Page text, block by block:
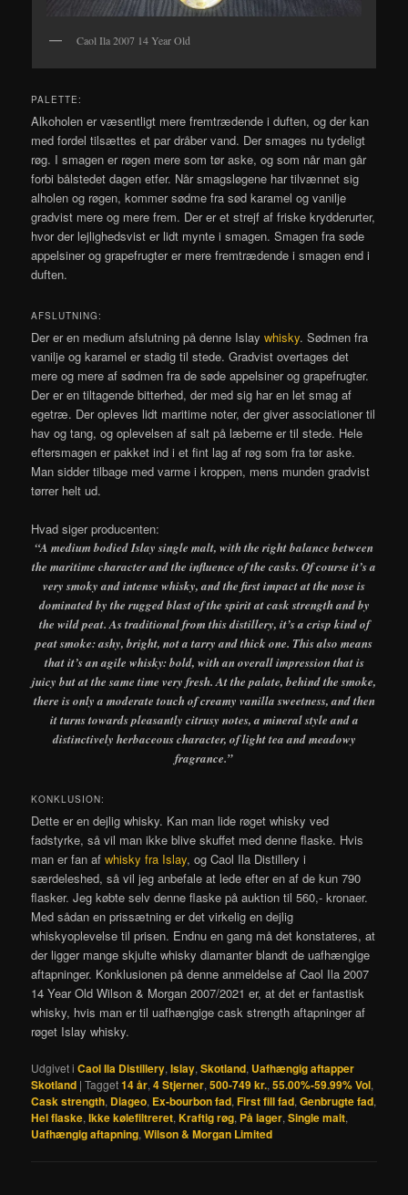
Caol Ila 2007 14 Year Old
PALETTE:
Alkoholen er væsentligt mere fremtrædende i duften, og der kan
med fordel tilsættes et par dråber vand. Der smages nu tydeligt
røg. I smagen er røgen mere som tør aske, og som når man går
forbi bålstedet dagen etfer. Når smagsløgene har tilvænnet sig
alholen og røgen, kommer sødme fra sød karamel og vanilje
gradvist mere og mere frem. Der er et strejf af friske krydderurter,
hvor der lejlighedsvist er lidt mynte i smagen. Smagen fra søde
appelsiner og grapefrugter er mere fremtrædende i smagen end i
duften.
AFSLUTNING:
Der er en medium afslutning på denne Islaywhisky. Sødmen fra
vanilje og karamel er stadig til stede. Gradvist overtages det
mere og mere af sødmen fra de søde appelsiner og grapefrugter.
Der er en tiltagende bitterhed, der med sig har en let smag af
egetræ. Der opleves lidt maritime noter, der giver associationer til
hav og tang, og oplevelsen af salt på læberne er til stede. Hele
eftersmagen er pakket ind i et fint lag af røg som fra tør aske.
Man sidder tilbage med varme i kroppen, mens munden gradvist
tørrer helt ud.
Hvad siger producenten:
“A medium bodied Islay single malt, with the right balance between
the maritime character and the influence of the casks. Of course it’s a
very smoky and intense whisky, and the first impact at the nose is
dominated by the rugged blast of the spirit at cask strength and by
the wild peat. As traditional from this distillery, it’s a crisp kind of
peat smoke: ashy, bright, not a tarry and thick one. This also means
that it’s an agile whisky: bold, with an overall impression that is
juicy but at the same time very fresh. At the palate, behind the smoke,
there is only a moderate touch of creamy vanilla sweetness, and then
it turns towards pleasantly citrusy notes, a mineral style and a
distinctively herbaceous character, of light tea and meadowy
fragrance.”
KONKLUSION:
Dette er en dejlig whisky. Kan man lide røget whisky ved
fadstyrke, så vil man ikke blive skuffet med denne flaske. Hvis
man er fan afwhisky fra Islay, og Caol Ila Distillery i
særdeleshed, så vil jeg anbefale at lede efter en af de kun 790
flasker. Jeg købte selv denne flaske på auktion til 560,- kronaer.
Med sådan en prissætning er det virkelig en dejlig
whiskyoplevelse til prisen. Endnu en gang må det konstateres, at
der ligger mange skjulte whisky diamanter blandt de uafhængige
aftapninger. Konklusionen på denne anmeldelse af Caol Ila 2007
14 Year Old Wilson & Morgan 2007/2021 er, at det er fantastisk
whisky, hvis man er til uafhængige cask strength aftapninger af
røget Islay whisky.
Udgivet i Caol Ila Distillery,Islay,Skotland, Uafhængig aftapper
Skotland |Tagget14 år,4 Stjerner,500-749 kr.,55.00%-59.99% Vol,
Cask strength, Diageo, Ex-bourbon fad,First fill fad,Genbrugte fad,
Hel flaske,Ikke kølefiltreret,Kraftig røg, På lager,Single malt,
Uafhængig aftapning,Wilson & Morgan Limited